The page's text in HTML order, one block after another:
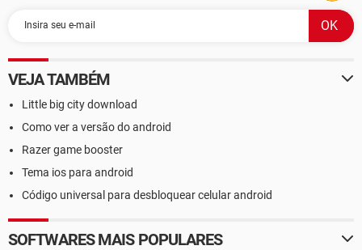
VEJA TAMBÉM
Little big city download
Como ver a versão do android
Razer game booster
Tema ios para android
Código universal para desbloquear celular android
SOFTWARES MAIS POPULARES